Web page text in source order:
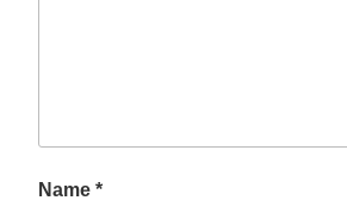
Name *